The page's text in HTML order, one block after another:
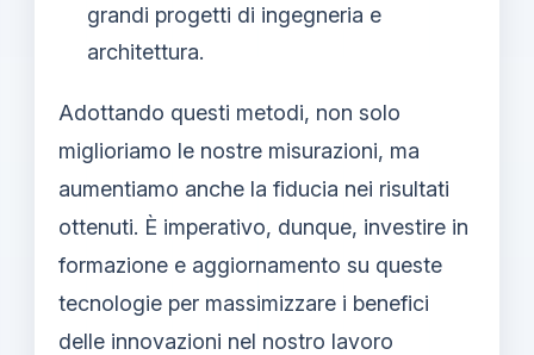
grandi progetti di ingegneria e
architettura.
Adottando questi metodi, non solo
miglioriamo le nostre misurazioni, ma
aumentiamo anche la fiducia nei risultati
ottenuti. È imperativo, dunque, investire in
formazione e aggiornamento su queste
tecnologie per massimizzare i benefici
delle innovazioni nel nostro lavoro